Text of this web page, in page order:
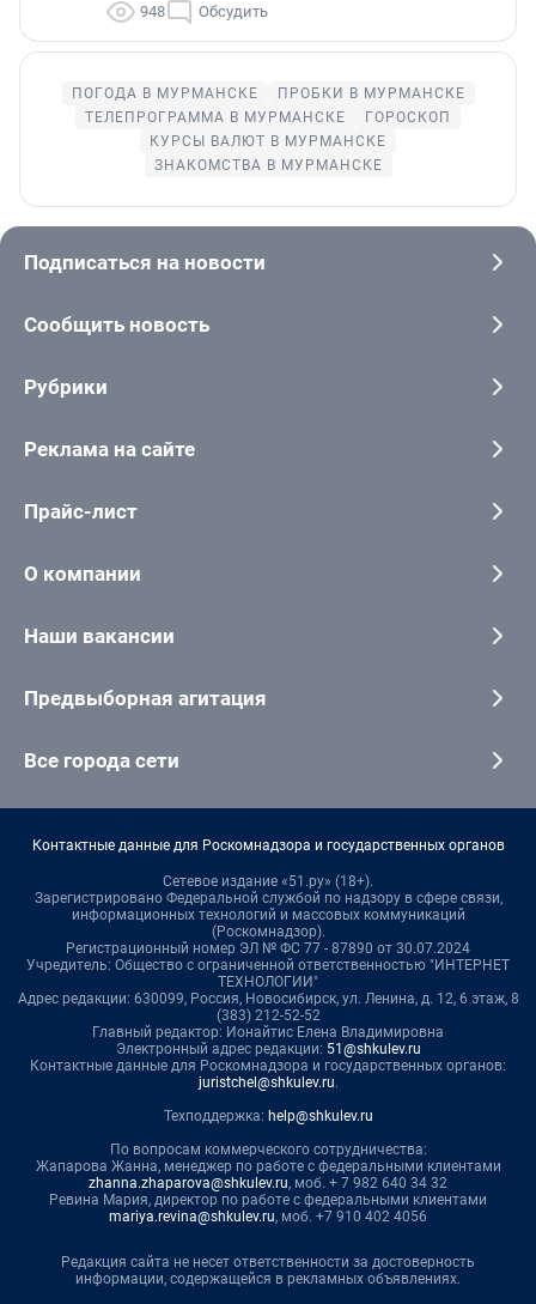
948 Обсудить
ПОГОДА В МУРМАНСКЕ
ПРОБКИ В МУРМАНСКЕ
ТЕЛЕПРОГРАММА В МУРМАНСКЕ
ГОРОСКОП
КУРСЫ ВАЛЮТ В МУРМАНСКЕ
ЗНАКОМСТВА В МУРМАНСКЕ
Подписаться на новости
Сообщить новость
Рубрики
Реклама на сайте
Прайс-лист
О компании
Наши вакансии
Предвыборная агитация
Все города сети
Контактные данные для Роскомнадзора и государственных органов
Сетевое издание «51.ру» (18+).
Зарегистрировано Федеральной службой по надзору в сфере связи,
информационных технологий и массовых коммуникаций
(Роскомнадзор).
Регистрационный номер ЭЛ № ФС 77 - 87890 от 30.07.2024
Учредитель: Общество с ограниченной ответственностью "ИНТЕРНЕТ
ТЕХНОЛОГИИ"
Адрес редакции: 630099, Россия, Новосибирск, ул. Ленина, д. 12, 6 этаж, 8
(383) 212-52-52
Главный редактор: Ионайтис Елена Владимировна
Электронный адрес редакции: 51@shkulev.ru
Контактные данные для Роскомнадзора и государственных органов:
juristchel@shkulev.ru.
Техподдержка: help@shkulev.ru
По вопросам коммерческого сотрудничества:
Жапарова Жанна, менеджер по работе с федеральными клиентами
zhanna.zhaparova@shkulev.ru, моб. + 7 982 640 34 32
Ревина Мария, директор по работе с федеральными клиентами
mariya.revina@shkulev.ru, моб. +7 910 402 4056
Редакция сайта не несет ответственности за достоверность
информации, содержащейся в рекламных объявлениях.